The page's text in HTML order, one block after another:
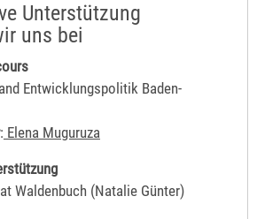
Unterstützung
uns bei
Entwicklungspolitik Baden-
: Elena Muguruza
Waldenbuch (Natalie Günter)